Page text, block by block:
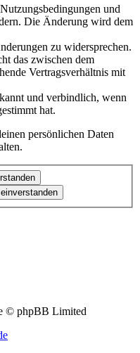
und
Die Änderung wird dem
zu widersprechen.
das zwischen dem
Vertragsverhältnis mit
und verbindlich, wenn
hat.
persönlichen Daten
© phpBB Limited